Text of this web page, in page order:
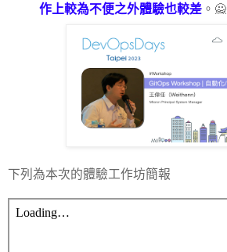
作上較為不便之外體驗也較差。🙅
下列為本次的體驗工作坊簡報